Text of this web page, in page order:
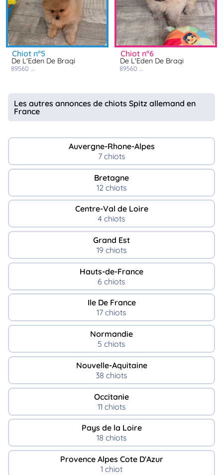
chiot n°5
De L'Eden De Bragi
89560
chiot n°6
De L'Eden De Bragi
89560
Les autres annonces de chiots Spitz allemand en
France
Auvergne-Rhone-Alpes
7 chiots
Bretagne
12 chiots
Centre-Val de Loire
4 chiots
Grand Est
19 chiots
Hauts-de-France
6 chiots
Ile De France
17 chiots
Normandie
5 chiots
Nouvelle-Aquitaine
38 chiots
Occitanie
11 chiots
Pays de la Loire
18 chiots
Provence Alpes Cote D'Azur
1 chiot